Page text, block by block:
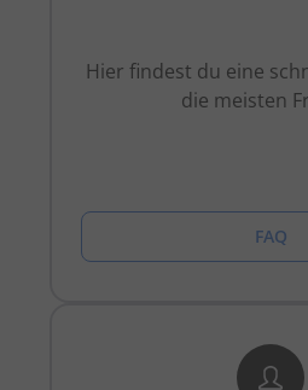
Hier findest du eine
die meisten
FAQ